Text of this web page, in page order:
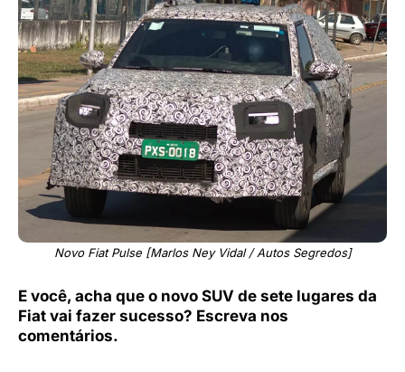
Novo Fiat Pulse [Marlos Ney Vidal / Autos Segredos]
E você, acha que o novo SUV de sete lugares da
Fiat vai fazer sucesso? Escreva nos
comentários.